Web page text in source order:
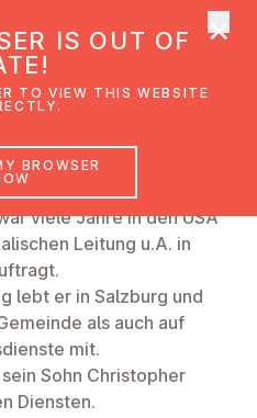
viele Jahre in den USA
Leitung u.A. in
lebt er in Salzburg und
als auch auf
mit.
Sohn Christopher
Diensten.
IS OUT OF
TO VIEW THIS WEBSITE
BROWSER
×